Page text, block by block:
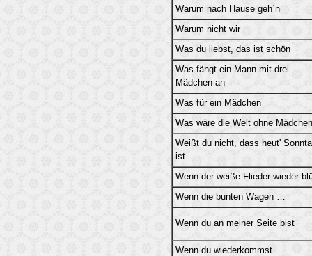
Warum nach Hause geh´n
Warum nicht wir
Was du liebst, das ist schön
Was fängt ein Mann mit drei
Mädchen an
Was für ein Mädchen
Was wäre die Welt ohne Mädchen
Weißt du nicht, dass heut'
ist
Wenn der weiße Flieder wieder
Wenn die bunten Wagen …
Wenn du an meiner Seite bist
Wenn du wiederkommst